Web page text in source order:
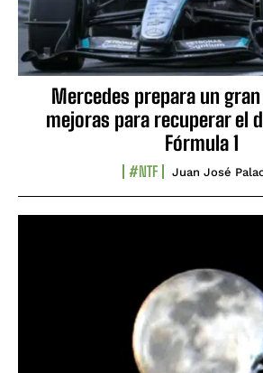
Mercedes prepara un
mejoras para recuperar el
Fórmula 1
#NTF Juan José